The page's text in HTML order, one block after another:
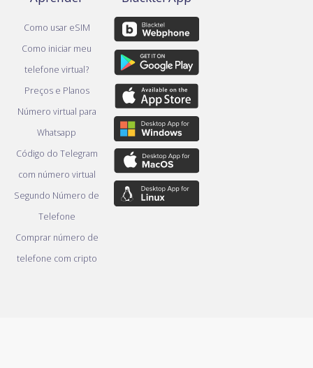
Como usar eSIM
Como iniciar meu
telefone virtual?
Preços e Planos
Número virtual para
Whatsapp
Código do Telegram
com número virtual
Segundo Número de
Telefone
Comprar número de
telefone com cripto